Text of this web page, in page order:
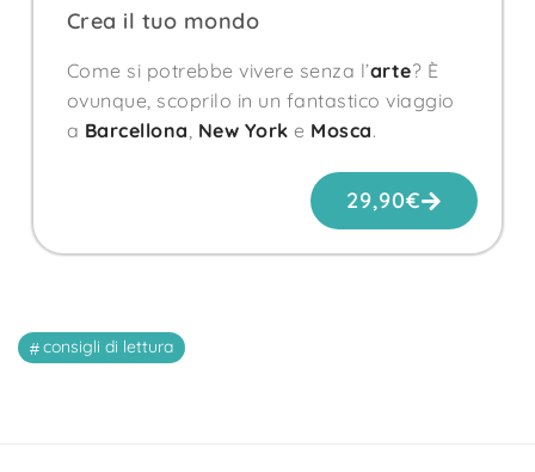
Crea il tuo mondo
Come si potrebbe vivere senza l’arte? È
ovunque, scoprilo in un fantastico viaggio
a Barcellona, New York e Mosca.
29,90€
consigli di lettura